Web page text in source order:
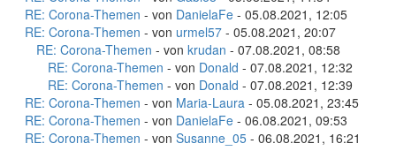
RE: Corona-Themen - von DanielaFe - 05.08.2021, 12:05
RE: Corona-Themen - von urmel57 - 05.08.2021, 20:07
RE: Corona-Themen - von krudan - 07.08.2021, 08:58
RE: Corona-Themen - von Donald - 07.08.2021, 12:32
RE: Corona-Themen - von Donald - 07.08.2021, 12:39
RE: Corona-Themen - von Maria-Laura - 05.08.2021, 23:45
RE: Corona-Themen - von DanielaFe - 06.08.2021, 09:53
RE: Corona-Themen - von Susanne_05 - 06.08.2021, 16:21